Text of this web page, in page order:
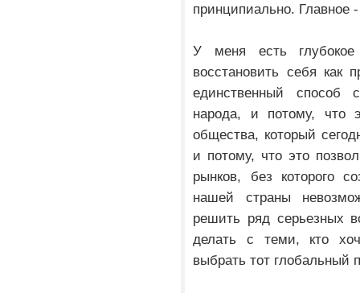
принципиально. Главное
У меня есть
восстановить себя как
единственный способ
народа, и потому, что
общества, который
и потому, что это
рынков, без которого
нашей страны
решить ряд серьезных
делать с теми, кто
выбрать тот глобальный